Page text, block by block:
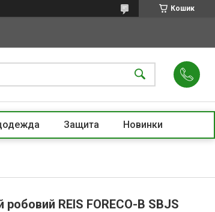
Кошик
Защита Новинки
робовий REIS FORECO-B SBJS